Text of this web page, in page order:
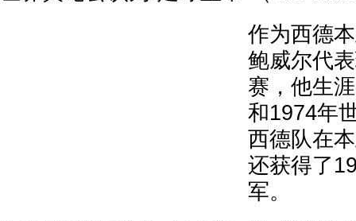
作为西德
鲍威尔代
赛，他生
和1974年
西德队在
还获得了
军。